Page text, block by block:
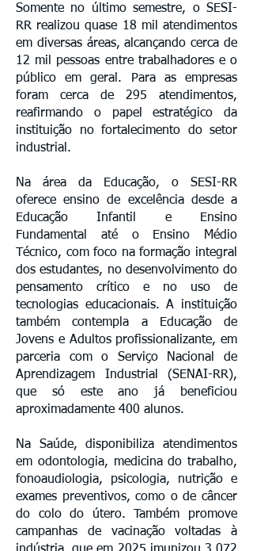
Somente no último semestre, o SESI-
RR realizou quase 18 mil atendimentos
em diversas áreas, alcançando cerca de
12 mil pessoas entre trabalhadores e o
público em geral. Para as empresas
foram cerca de 295 atendimentos,
reafirmando o papel estratégico da
instituição no fortalecimento do setor
industrial.
Na área da Educação, o SESI-RR
oferece ensino de excelência desde a
Educação Infantil e Ensino
Fundamental até o Ensino Médio
Técnico, com foco na formação integral
dos estudantes, no desenvolvimento do
pensamento crítico e no uso de
tecnologias educacionais. A instituição
também contempla a Educação de
Jovens e Adultos profissionalizante, em
parceria com o Serviço Nacional de
Aprendizagem Industrial (SENAI-RR),
que só este ano já beneficiou
aproximadamente 400 alunos.
Na Saúde, disponibiliza atendimentos
em odontologia, medicina do trabalho,
fonoaudiologia, psicologia, nutrição e
exames preventivos, como o de câncer
do colo do útero. Também promove
campanhas de vacinação voltadas à